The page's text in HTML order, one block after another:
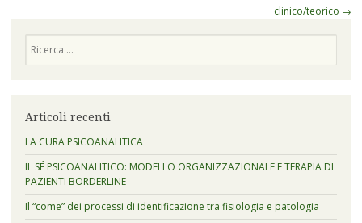
clinico/teorico →
Articoli recenti
LA CURA PSICOANALITICA
IL SÉ PSICOANALITICO: MODELLO ORGANIZZAZIONALE E TERAPIA DI
PAZIENTI BORDERLINE
Il “come” dei processi di identificazione tra fisiologia e patologia